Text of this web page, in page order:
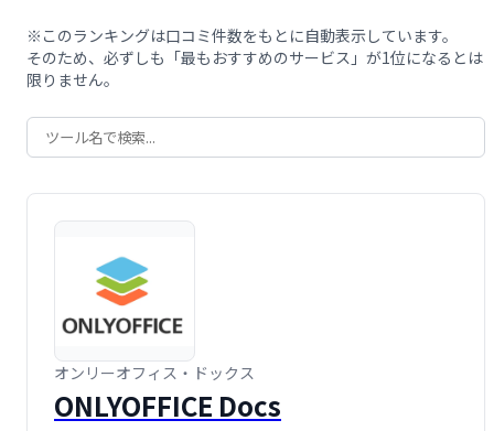
※このランキングは口コミ件数をもとに自動表示しています。
そのため、必ずしも「最もおすすめのサービス」が1位になるとは
限りません。
オンリーオフィス・ドックス
ONLYOFFICE Docs